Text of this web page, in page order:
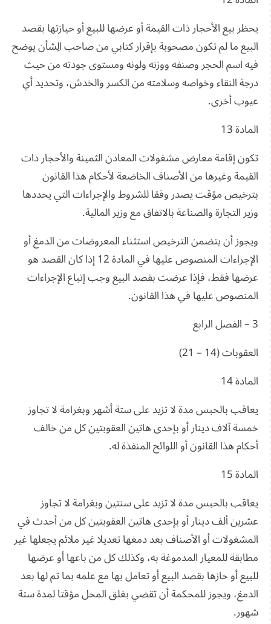
يحظر بيع الأحجار ذات القيمة أو عرضها للبيع أو حيازتها بقصد
البيع ما لم تكون مصحوبة بإقرار كتابي من صاحب الِشأن يوضح
فيه اسم الحجر وصنفه ووزنه ولونه ومستوى جودته من حيث
درجة النقاء وخواصه وسلامته من الكسر والخدش، وتحديد أي
عيوب أخرى.
المادة 13
تكون إقامة معارض مشغولات المعادن الثمينة والأحجار ذات
القيمة وغيرها من الأصناف الخاضعة لأحكام هذا القانون
بترخيص مؤقت يصدر وفقا للشروط والإجراءات التي يحددها
وزير التجارة والصناعة بالاتفاق مع وزير المالية.
ويجوز أن يتضمن الترخيص استثناء المعروضات من الدمغ أو
الإجراءات المنصوص عليها في المادة 12 إذا كان القصد هو
عرضها فقط، فإذا عرضت بقصد البيع وجب إتباع الإجراءات
المنصوص عليها في هذا القانون.
3 – الفصل الرابع
العقوبات (14 – 21)
المادة 14
يعاقب بالحبس مدة لا تزيد على ستة أشهر وبغرامة لا تجاوز
خمسة آلاف دينار أو بإحدى هاتين العقوبتين كل من خالف
أحكام هذا القانون أو اللوائح المنفذة له.
المادة 15
يعاقب بالحبس مدة لا تزيد على سنتين وبغرامة لا تجاوز
عشرين ألف دينار أو بإحدى هاتين العقوبتين كل من أحدث في
المشغولات أو الأصناف بعد دمغها تعديلا غير ملائم يجعلها غير
مطابقة للمعيار المدموغة به، وكذلك كل من باعها أو عرضها
للبيع أو حازها بقصد البيع أو تعامل بها مع علمه بما تم لها بعد
الدمغ، ويجوز للمحكمة أن تقضي بغلق المحل مؤقتا لمدة ستة
شهور.